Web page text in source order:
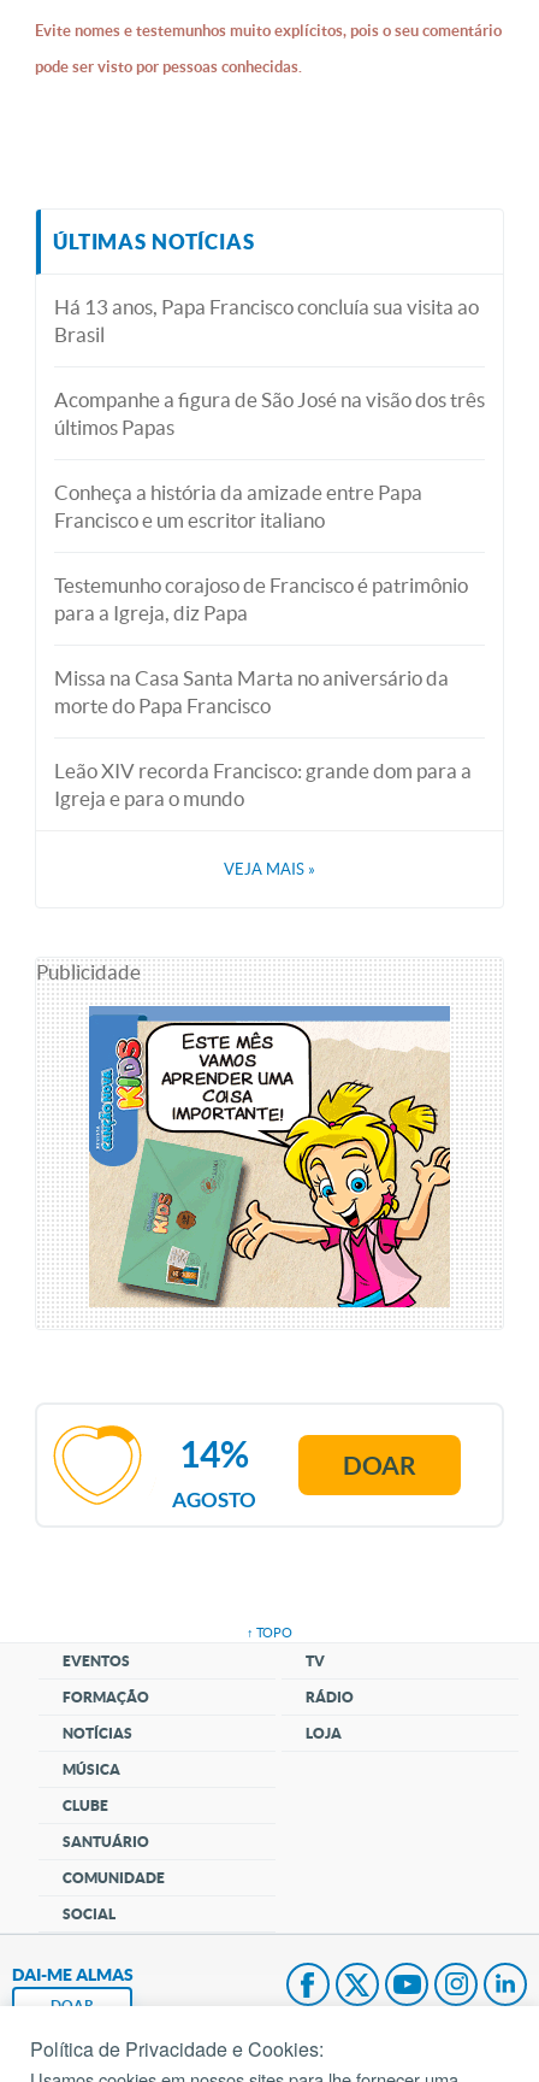
Evite nomes e testemunhos muito explícitos, pois o seu comentário
pode ser visto por pessoas conhecidas.
ÚLTIMAS NOTÍCIAS
Há 13 anos, Papa Francisco concluía sua visita ao
Brasil
Acompanhe a figura de São José na visão dos três
últimos Papas
Conheça a história da amizade entre Papa
Francisco e um escritor italiano
Testemunho corajoso de Francisco é patrimônio
para a Igreja, diz Papa
Missa na Casa Santa Marta no aniversário da
morte do Papa Francisco
Leão XIV recorda Francisco: grande dom para a
Igreja e para o mundo
VEJA MAIS »
Publicidade
AGOSTO
14% DOAR
↑ TOPO
EVENTOS
FORMAÇÃO
NOTÍCIAS
MÚSICA
CLUBE
SANTUÁRIO
COMUNIDADE
SOCIAL
TV
RÁDIO
LOJA
DAI-ME ALMAS
DOAR
Fundação João Paulo II
Política de Privacidade e Cookies: